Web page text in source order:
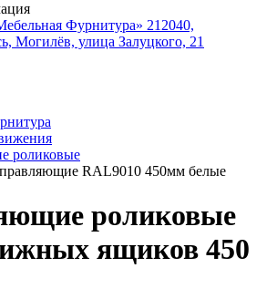
Фурнитура» 212040,
Могилёв, улица Залуцкого, 21
роликовые
RAL9010 450мм белые
роликовые
ящиков 450